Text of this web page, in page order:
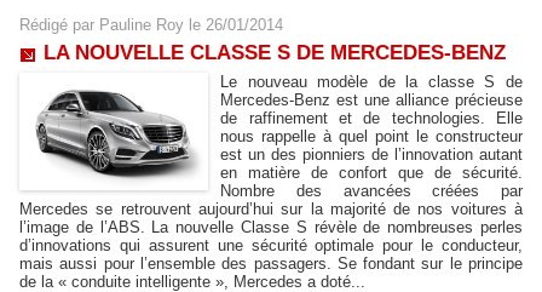
Rédigé par Pauline Roy le 26/01/2014
LA NOUVELLE CLASSE S DE MERCEDES-BENZ
Le nouveau modèle de la classe S de
Mercedes-Benz est une alliance précieuse
de raffinement et de technologies. Elle
nous rappelle à quel point le constructeur
est un des pionniers de l’innovation autant
en matière de confort que de sécurité.
Nombre des avancées créées par
Mercedes se retrouvent aujourd’hui sur la majorité de nos voitures à
l’image de l’ABS. La nouvelle Classe S révèle de nombreuses perles
d’innovations qui assurent une sécurité optimale pour le conducteur,
mais aussi pour l’ensemble des passagers. Se fondant sur le principe
de la « conduite intelligente », Mercedes a doté...